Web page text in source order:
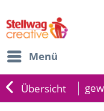
Menü
Übersicht